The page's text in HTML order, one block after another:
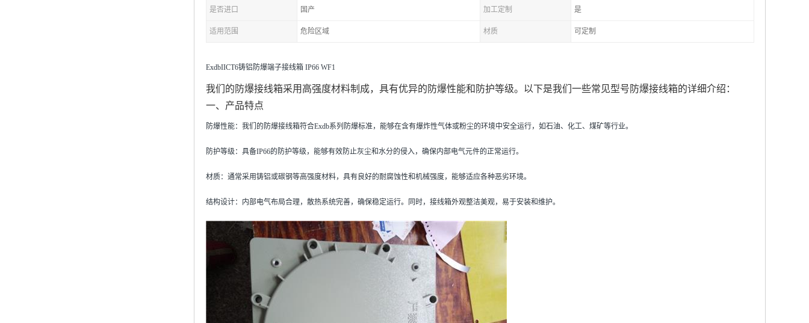
是否进口 国产 加工定制 是
适用范围 危险区域 材质 可定制
ExdbIICT6铸铝防爆端子接线箱 IP66 WF1
我们的防爆接线箱采用高强度材料制成，具有优异的防爆性能和防护等级。以下是我们一些常见型号防爆接线箱的详细介绍：
一、产品特点
防爆性能‌：我们的防爆接线箱符合Exdb系列防爆标准，能够在含有爆炸性气体或粉尘的环境中安全运行，如石油、化工、煤矿等行业。
防护等级 ‌：具备IP66的防护等级，能够有效防止灰尘和水分的侵入，确保内部电气元件的正常运行。
材质‌：通常采用铸铝或碳钢等高强度材料，具有良好的耐腐蚀性和机械强度，能够适应各种恶劣环境。
结构设计‌：内部电气布局合理，散热系统完善，确保稳定运行。同时，接线箱外观整洁美观，易于安装和维护。